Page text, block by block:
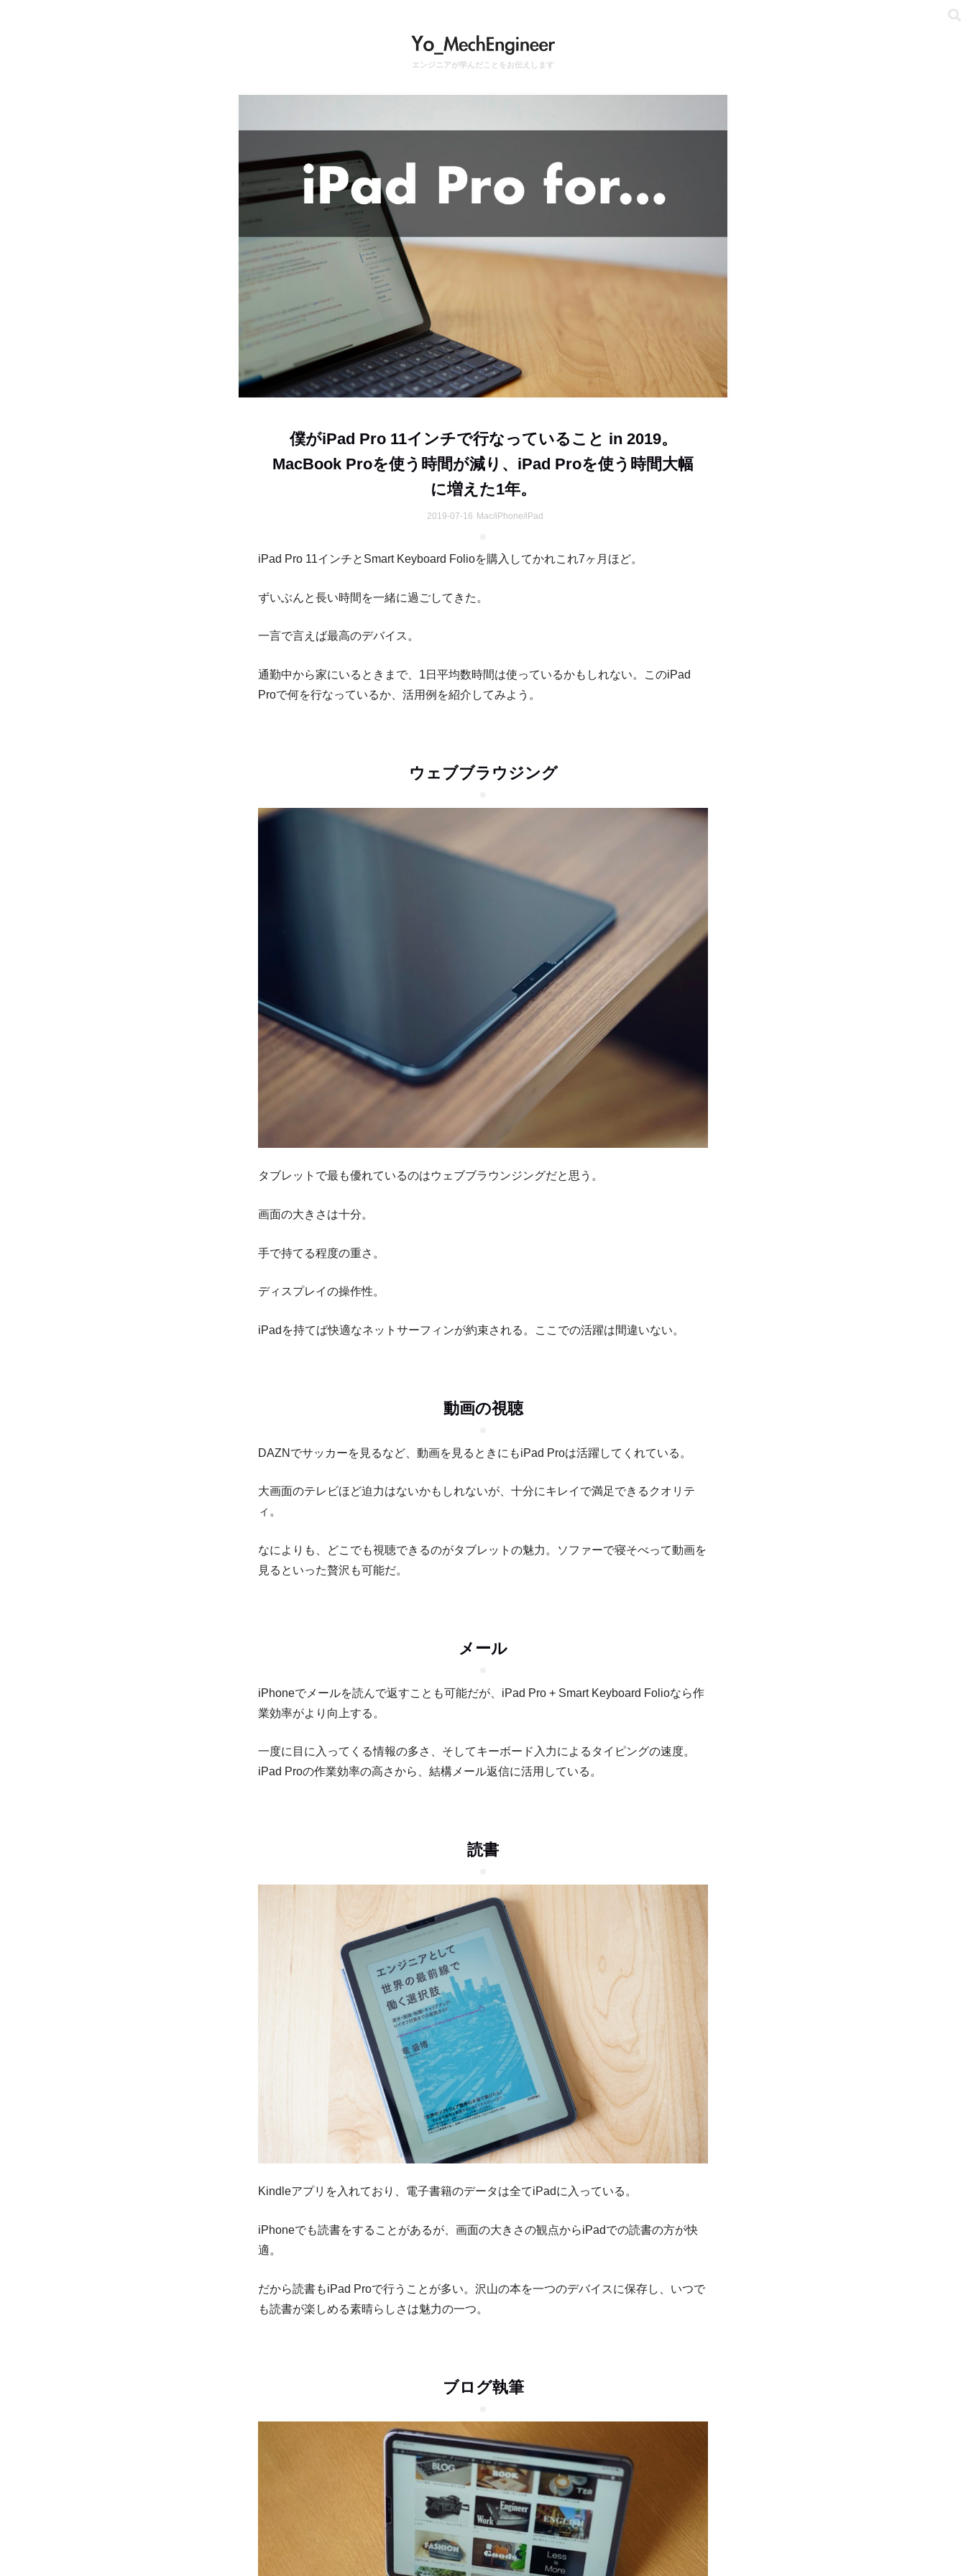
エンジニアが学んだことをお伝えします
僕がiPad Pro 11インチで行なっていること in 2019。
MacBook Proを使う時間が減り、iPad Proを使う時間大幅
に増えた1年。
2019-07-16 Mac/iPhone/iPad
iPad Pro 11インチとSmart Keyboard Folioを購入してかれこれ7ヶ月ほど。
ずいぶんと長い時間を一緒に過ごしてきた。
一言で言えば最高のデバイス。
通勤中から家にいるときまで、1日平均数時間は使っているかもしれない。このiPad
Proで何を行なっているか、活用例を紹介してみよう。
ウェブブラウジング
タブレットで最も優れているのはウェブブラウンジングだと思う。
画面の大きさは十分。
手で持てる程度の重さ。
ディスプレイの操作性。
iPadを持てば快適なネットサーフィンが約束される。ここでの活躍は間違いない。
動画の視聴
DAZNでサッカーを見るなど、動画を見るときにもiPad Proは活躍してくれている。
大画面のテレビほど迫力はないかもしれないが、十分にキレイで満足できるクオリテ
ィ。
なによりも、どこでも視聴できるのがタブレットの魅力。ソファーで寝そべって動画を
見るといった贅沢も可能だ。
メール
iPhoneでメールを読んで返すことも可能だが、iPad Pro + Smart Keyboard Folioなら作
業効率がより向上する。
一度に目に入ってくる情報の多さ、そしてキーボード入力によるタイピングの速度。
iPad Proの作業効率の高さから、結構メール返信に活用している。
読書
Kindleアプリを入れており、電子書籍のデータは全てiPadに入っている。
iPhoneでも読書をすることがあるが、画面の大きさの観点からiPadでの読書の方が快
適。
だから読書もiPad Proで行うことが多い。沢山の本を一つのデバイスに保存し、いつで
も読書が楽しめる素晴らしさは魅力の一つ。
ブログ執筆